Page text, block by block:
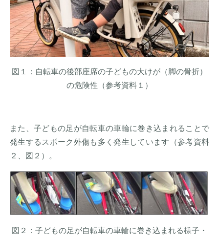
図１：自転車の後部座席の子どもの大けが（脚の骨折）
の危険性（参考資料１）
また、子どもの足が自転車の車輪に巻き込まれることで
発生するスポーク外傷も多く発生しています（参考資料
２、図２）。
図２：子どもの足が自転車の車輪に巻き込まれる様子・